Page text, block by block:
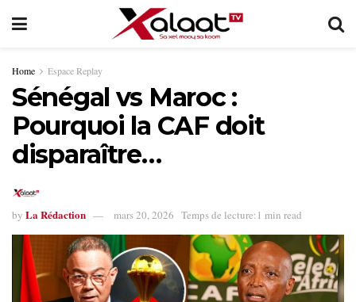
Home Espace Replay
Sénégal vs Maroc :
Pourquoi la CAF doit
disparaître…
by La Rédaction mars 20, 2026 Temps de lecture:1 min read